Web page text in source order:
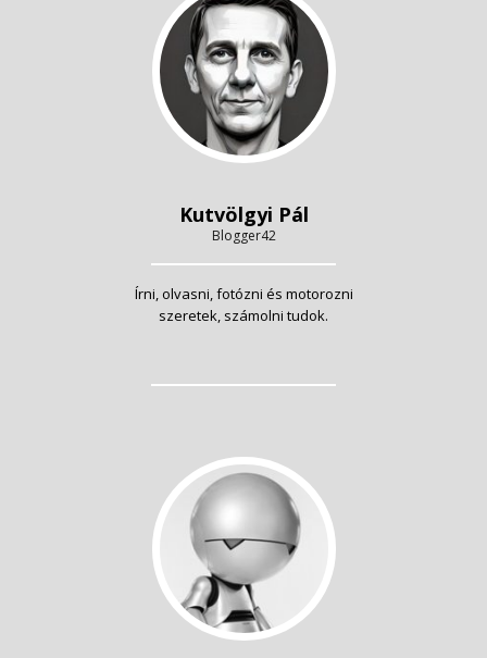
Kutvölgyi Pál
Blogger42
Írni, olvasni, fotózni és motorozni
szeretek, számolni tudok.